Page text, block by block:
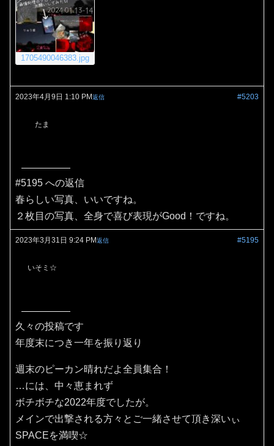
1705490046383.jpg
2023年4月9日 1:10 PM #5203
返信
たま
#5195 への返信
春らしい写真、いいですね。
２枚目の写真、全身で喜び表現がGood！ですね。
2023年3月31日 9:24 PM #5195
返信
いそミ☆
久々の投稿です
年度末につき一年を振り返り
週末のピーカン晴れだよ全員集合！
…には、中々恵まれず
ボチボチな2022年度でしたが。
メインで出撃される方々とご一緒させて頂き深いぃ
SPACEを満喫☆